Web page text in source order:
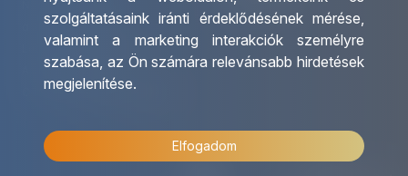
szolgáltatásaink iránti érdeklődésének mérése,
valamint a marketing interakciók személyre
szabása, az Ön számára relevánsabb hirdetések
megjelenítése.
Elfogadom
Nemzetközi tanár és
diákigazolványok
Letölthető katalógusunk
Ajándékutalvány
OTP Travel kedvezmények
Impresszum